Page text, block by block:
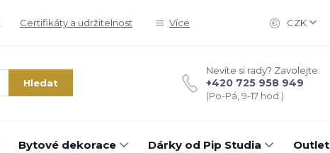
Certifikáty a udržitelnost Více CZK
Hledat
Nevíte si rady? Zavolejte.
+420 725 958 949
(Po-Pá, 9-17 hod.)
Bytové dekorace Dárky od Pip Studia Outlet